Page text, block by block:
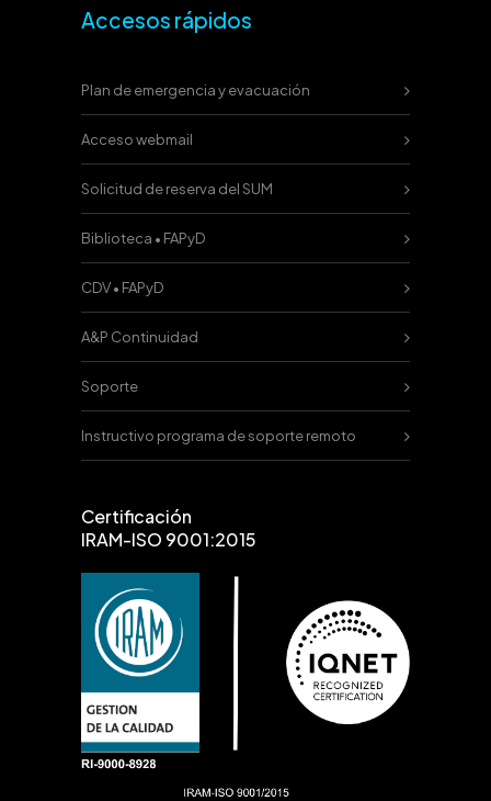
Accesos rápidos
Plan de emergencia y evacuación
Acceso webmail
Solicitud de reserva del SUM
Biblioteca • FAPyD
CDV • FAPyD
A&P Continuidad
Soporte
Instructivo programa de soporte remoto
Certificación
IRAM-ISO 9001:2015